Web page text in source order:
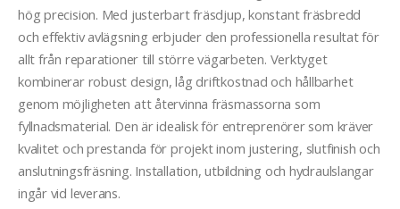
hög precision. Med justerbart fräsdjup, konstant fräsbredd
och effektiv avlägsning erbjuder den professionella resultat för
allt från reparationer till större vägarbeten. Verktyget
kombinerar robust design, låg driftkostnad och hållbarhet
genom möjligheten att återvinna fräsmassorna som
fyllnadsmaterial. Den är idealisk för entreprenörer som kräver
kvalitet och prestanda för projekt inom justering, slutfinish och
anslutningsfräsning. Installation, utbildning och hydraulslangar
ingår vid leverans.